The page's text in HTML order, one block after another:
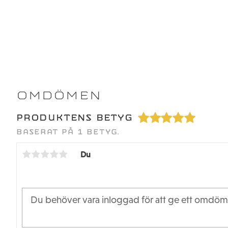
OMDÖMEN
PRODUKTENS BETYG
BASERAT PÅ 1 BETYG.
Du